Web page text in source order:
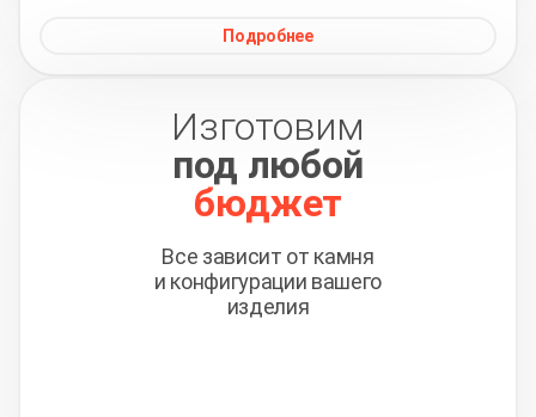
Подробнее
Изготовим
под любой
бюджет
Все зависит от камня
и конфигурации вашего
изделия